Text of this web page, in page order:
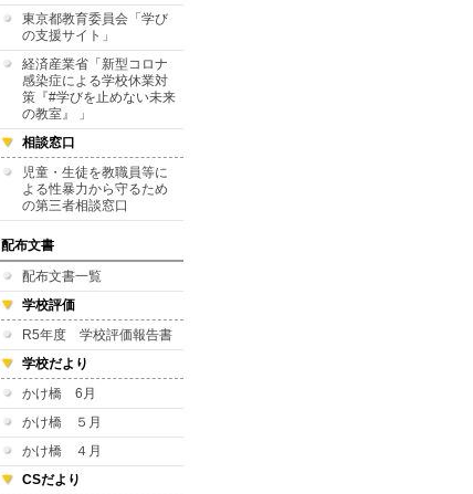
東京都教育委員会「学び
の支援サイト」
経済産業省「新型コロナ
感染症による学校休業対
策『#学びを止めない未来
の教室』 」
相談窓口
児童・生徒を教職員等に
よる性暴力から守るため
の第三者相談窓口
配布文書
配布文書一覧
学校評価
R5年度 学校評価報告書
学校だより
かけ橋 6月
かけ橋 ５月
かけ橋 ４月
CSだより